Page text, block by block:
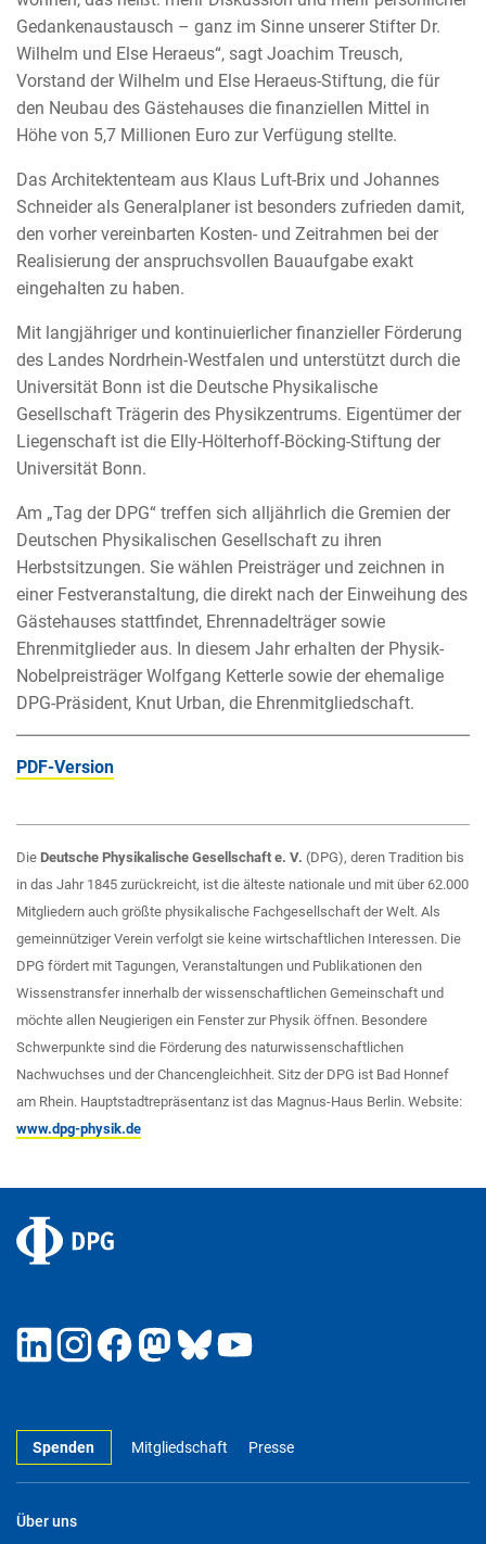
Gedankenaustausch – ganz im Sinne unserer Stifter Dr.
Wilhelm und Else Heraeus“, sagt Joachim Treusch,
Vorstand der Wilhelm und Else Heraeus-Stiftung, die für
den Neubau des Gästehauses die finanziellen Mittel in
Höhe von 5,7 Millionen Euro zur Verfügung stellte.
Das Architektenteam aus Klaus Luft-Brix und Johannes
Schneider als Generalplaner ist besonders zufrieden damit,
den vorher vereinbarten Kosten- und Zeitrahmen bei der
Realisierung der anspruchsvollen Bauaufgabe exakt
eingehalten zu haben.
Mit langjähriger und kontinuierlicher finanzieller Förderung
des Landes Nordrhein-Westfalen und unterstützt durch die
Universität Bonn ist die Deutsche Physikalische
Gesellschaft Trägerin des Physikzentrums. Eigentümer der
Liegenschaft ist die Elly-Hölterhoff-Böcking-Stiftung der
Universität Bonn.
Am „Tag der DPG“ treffen sich alljährlich die Gremien der
Deutschen Physikalischen Gesellschaft zu ihren
Herbstsitzungen. Sie wählen Preisträger und zeichnen in
einer Festveranstaltung, die direkt nach der Einweihung des
Gästehauses stattfindet, Ehrennadelträger sowie
Ehrenmitglieder aus. In diesem Jahr erhalten der Physik-
Nobelpreisträger Wolfgang Ketterle sowie der ehemalige
DPG-Präsident, Knut Urban, die Ehrenmitgliedschaft.
PDF-Version
Die Deutsche Physikalische Gesellschaft e. V. (DPG), deren Tradition bis
in das Jahr 1845 zurückreicht, ist die älteste nationale und mit über 62.000
Mitgliedern auch größte physikalische Fachgesellschaft der Welt. Als
gemeinnütziger Verein verfolgt sie keine wirtschaftlichen Interessen. Die
DPG fördert mit Tagungen, Veranstaltungen und Publikationen den
Wissenstransfer innerhalb der wissenschaftlichen Gemeinschaft und
möchte allen Neugierigen ein Fenster zur Physik öffnen. Besondere
Schwerpunkte sind die Förderung des naturwissenschaftlichen
Nachwuchses und der Chancengleichheit. Sitz der DPG ist Bad Honnef
am Rhein. Hauptstadtrepräsentanz ist das Magnus-Haus Berlin. Website:
www.dpg-physik.de
Spenden Mitgliedschaft Presse
Über uns